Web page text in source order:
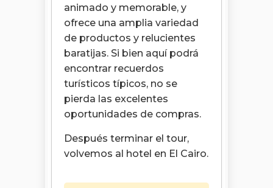
animado y memorable, y
ofrece una amplia variedad
de productos y relucientes
baratijas. Si bien aquí podrá
encontrar recuerdos
turísticos típicos, no se
pierda las excelentes
oportunidades de compras.
Después terminar el tour,
volvemos al hotel en El Cairo.